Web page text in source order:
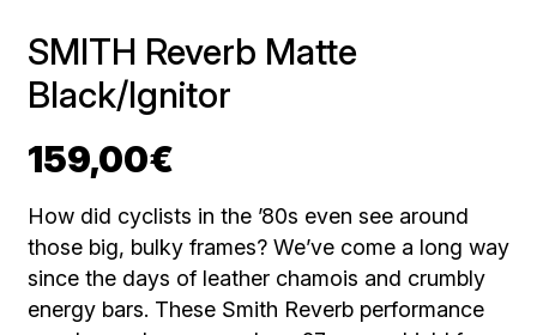
SMITH Reverb Matte
Black/Ignitor
159,00€
How did cyclists in the ’80s even see around
those big, bulky frames? We’ve come a long way
since the days of leather chamois and crumbly
energy bars. These Smith Reverb performance